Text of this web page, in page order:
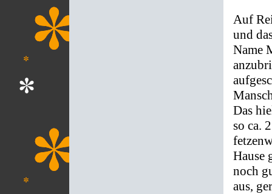
Auf
und
Name
Das
so ca.
Hause
noch
aus,